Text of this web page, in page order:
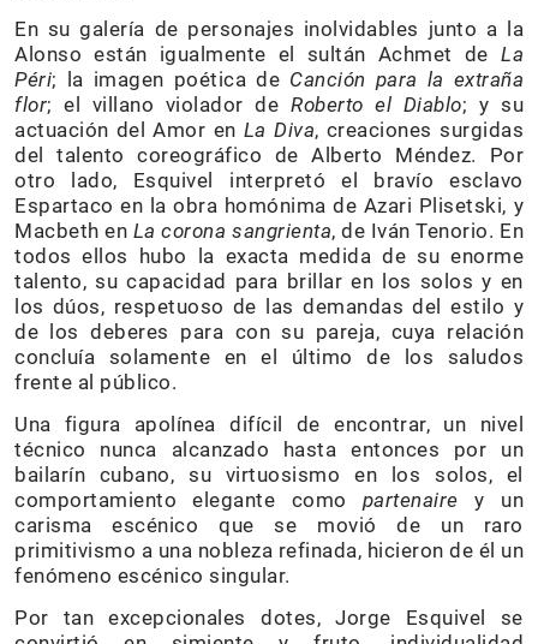
En su galería de personajes inolvidables junto a la
Alonso están igualmente el sultán Achmet de La
Péri; la imagen poética de Canción para la extraña
flor; el villano violador deRoberto el Diablo; y su
actuación del Amor en La Diva, creaciones surgidas
del talento coreográfico de Alberto Méndez. Por
otro lado, Esquivel interpretó el bravío esclavo
Espartaco en la obra homónima de Azari Plisetski, y
Macbeth en La corona sangrienta, de Iván Tenorio. En
todos ellos hubo la exacta medida de su enorme
talento, su capacidad para brillar en los solos y en
los dúos, respetuoso de las demandas del estilo y
de los deberes para con su pareja, cuya relación
concluía solamente en el último de los saludos
frente al público.
Una figura apolínea difícil de encontrar, un nivel
técnico nunca alcanzado hasta entonces por un
bailarín cubano, su virtuosismo en los solos, el
comportamiento elegante como partenaire y un
carisma escénico que se movió de un raro
primitivismo a una nobleza refinada, hicieron de él un
fenómeno escénico singular.
Por tan excepcionales dotes, Jorge Esquivel se